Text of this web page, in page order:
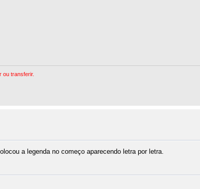
ou transferir.
a legenda no começo aparecendo letra por letra.